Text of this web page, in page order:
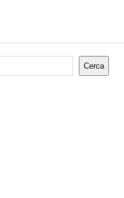
Cerca